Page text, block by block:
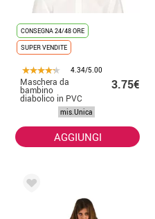
CONSEGNA 24/48 ORE
SUPER VENDITE
4.34/5.00
Maschera da
bambino
diabolico in PVC
per bambini
3.75€
mis.Unica
AGGIUNGI